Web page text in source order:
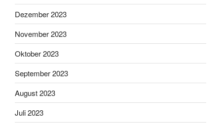
Dezember 2023
November 2023
Oktober 2023
September 2023
August 2023
Juli 2023